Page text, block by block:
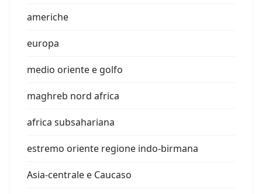
americhe
europa
medio oriente e golfo
maghreb nord africa
africa subsahariana
estremo oriente regione indo-birmana
Asia-centrale e Caucaso